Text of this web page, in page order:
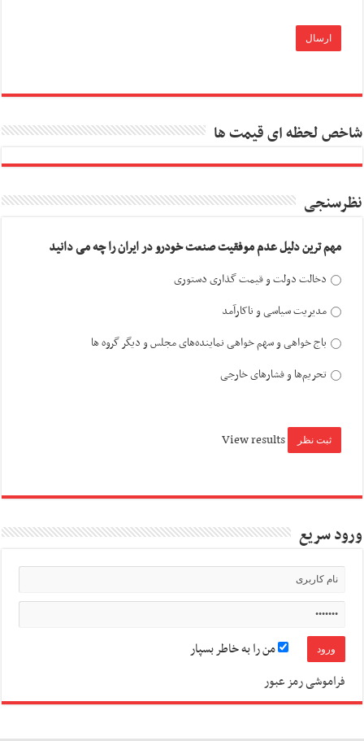
شاخص لحظه ای قیمت ها
نظرسنجی
مهم ترین دلیل عدم موفقیت صنعت خودرو در ایران را چه می دانید
دخالت دولت و قیمت گذاری دستوری
مدیریت سیاسی و ناکارآمد
باج خواهی و سهم خواهی نماینده‌های مجلس و دیگر گروه ها
تحریم‌ها و فشارهای خارجی
View results
ورود سریع
من را به خاطر بسپار
فراموشی رمز عبور